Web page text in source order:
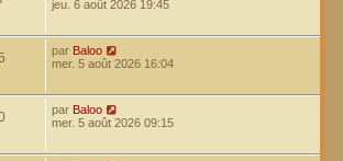
jeu. 6 août 2026 19:45
par Baloo
mer. 5 août 2026 16:04
par Baloo
mer. 5 août 2026 09:15